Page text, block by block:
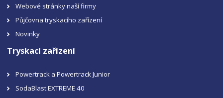
Webové stránky naší firmy
Půjčovna tryskacího zařízení
Novinky
Tryskací zařízení
Powertrack a Powertrack Junior
SodaBlast EXTREME 40